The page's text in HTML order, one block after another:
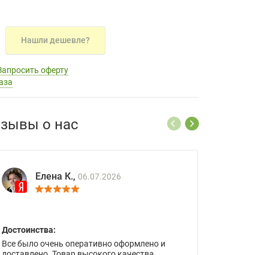
Нашли дешевле?
оферту
о нас
Елена К., 06.07.2026
Достоинства:
Все было очень оперативно оформлено и